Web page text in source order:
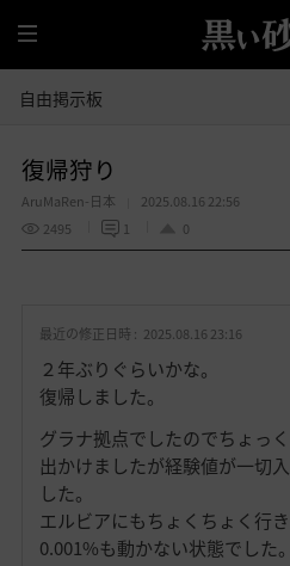
全
体
自由掲示板
復帰狩り
AruMaRen-日本
2025.08.16 22:56
2495
1 0
最近の修正日時 : 2025.08.16 23:16
２年ぶりぐらいかな。
復帰しました。
グラナ拠点でしたのでちょっ
出かけましたが経験値が一切
した。
エルビアにもちょくちょく行
0.001%も動かない状態でした。